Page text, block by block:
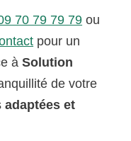
70 79 79 79 ou
pour un
àSolution
de votre
adaptées et